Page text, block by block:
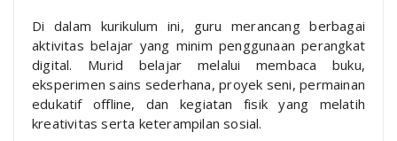
Di dalam kurikulum ini, guru merancang berbagai
aktivitas belajar yang minim penggunaan perangkat
digital. Murid belajar melalui membaca buku,
eksperimen sains sederhana, proyek seni, permainan
edukatif offline, dan kegiatan fisik yang melatih
kreativitas serta keterampilan sosial.